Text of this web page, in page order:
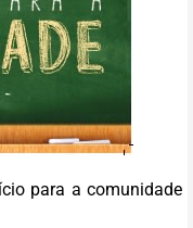
para a comunidade